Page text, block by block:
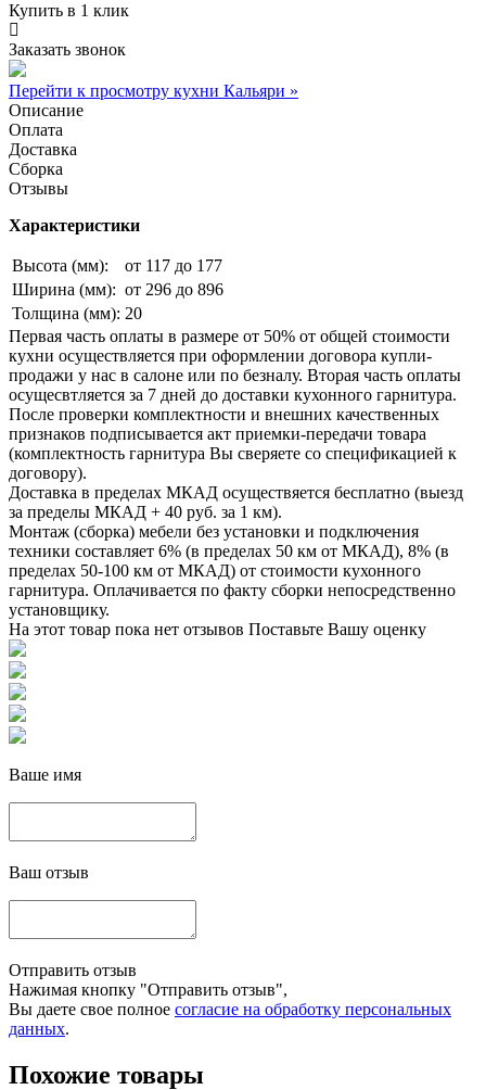
Купить в 1 клик
Заказать звонок
Перейти к просмотру кухни Кальяри »
Описание
Оплата
Доставка
Сборка
Отзывы
Характеристики
Высота (мм):
от 117 до 177
Ширина (мм): от 296 до 896
Толщина (мм): 20
Первая часть оплаты в размере от 50% от общей стоимости
кухни осуществляется при оформлении договора купли-
продажи у нас в салоне или по безналу. Вторая часть оплаты
осущесвтляется за 7 дней до доставки кухонного гарнитура.
После проверки комплектности и внешних качественных
признаков подписывается акт приемки-передачи товара
(комплектность гарнитура Вы сверяете со спецификацией к
договору).
Доставка в пределах МКАД осуществяется бесплатно (выезд
за пределы МКАД + 40 руб. за 1 км).
Монтаж (сборка) мебели без установки и подключения
техники составляет 6% (в пределах 50 км от МКАД), 8% (в
пределах 50-100 км от МКАД) от стоимости кухонного
гарнитура. Оплачивается по факту сборки непосредственно
установщику.
На этот товар пока нет отзывов Поставьте Вашу оценку
Ваше имя
Ваш отзыв
Отправить отзыв
Нажимая кнопку "Отправить отзыв",
Вы даете свое полное согласие на обработку персональных
данных.
Похожие товары